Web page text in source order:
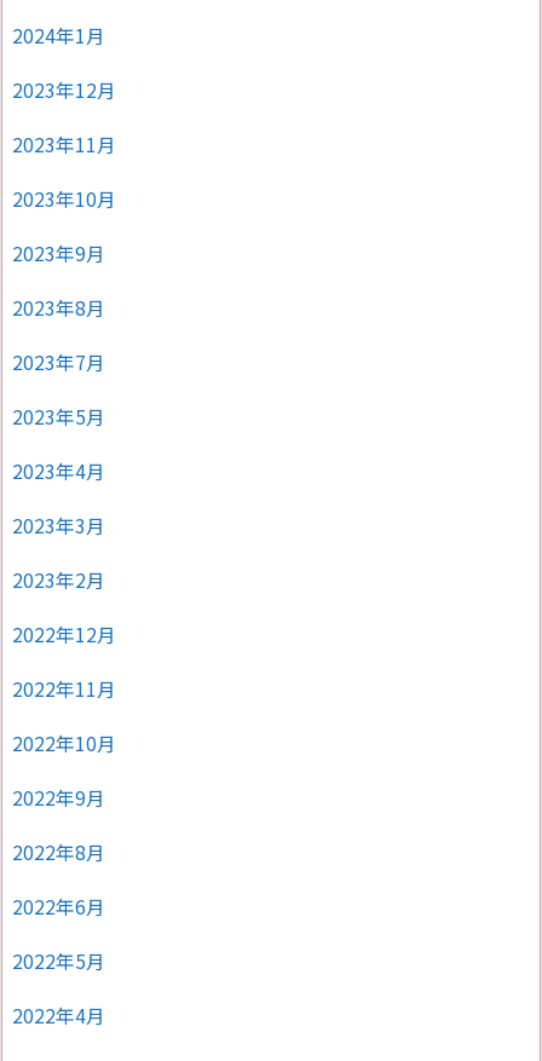
2024年1月
2023年12月
2023年11月
2023年10月
2023年9月
2023年8月
2023年7月
2023年5月
2023年4月
2023年3月
2023年2月
2022年12月
2022年11月
2022年10月
2022年9月
2022年8月
2022年6月
2022年5月
2022年4月